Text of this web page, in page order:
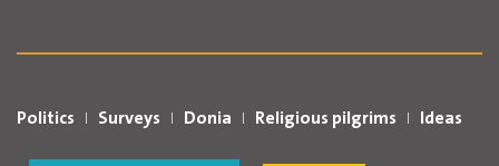
Politics Surveys Donia Religious pilgrims Ideas